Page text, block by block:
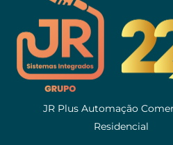
JR Plus Automação
Residencial